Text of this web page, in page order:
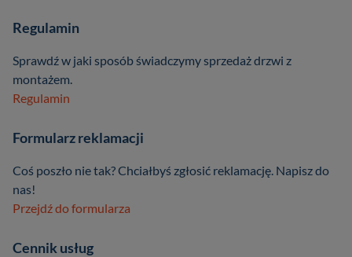
Regulamin
Sprawdź w jaki sposób świadczymy sprzedaż drzwi z
montażem.
Regulamin
Formularz reklamacji
Coś poszło nie tak? Chciałbyś zgłosić reklamację. Napisz do
nas!
Przejdź do formularza
Cennik usług